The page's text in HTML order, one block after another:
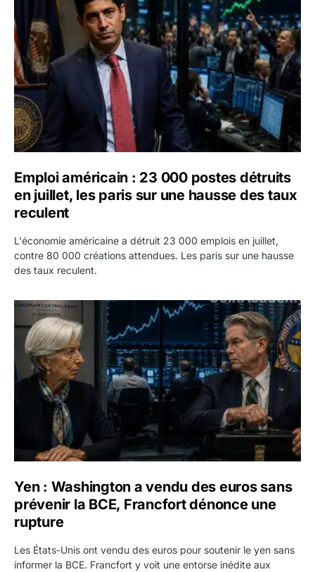
Emploi américain : 23 000 postes détruits
en juillet, les paris sur une hausse des taux
reculent
L'économie américaine a détruit 23 000 emplois en juillet,
contre 80 000 créations attendues. Les paris sur une hausse
des taux reculent.
Yen : Washington a vendu des euros sans prévenir la
Yen : Washington a vendu des euros sans
prévenir la BCE, Francfort dénonce une
rupture
Les États-Unis ont vendu des euros pour soutenir le yen sans
informer la BCE. Francfort y voit une entorse inédite aux